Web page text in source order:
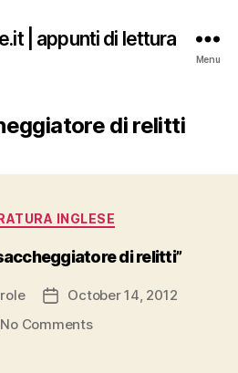
| appunti di lettura
Menu
di relitti
Categories
INGLESE
di relitti”
PostOctober 14, 2012
No Commentson